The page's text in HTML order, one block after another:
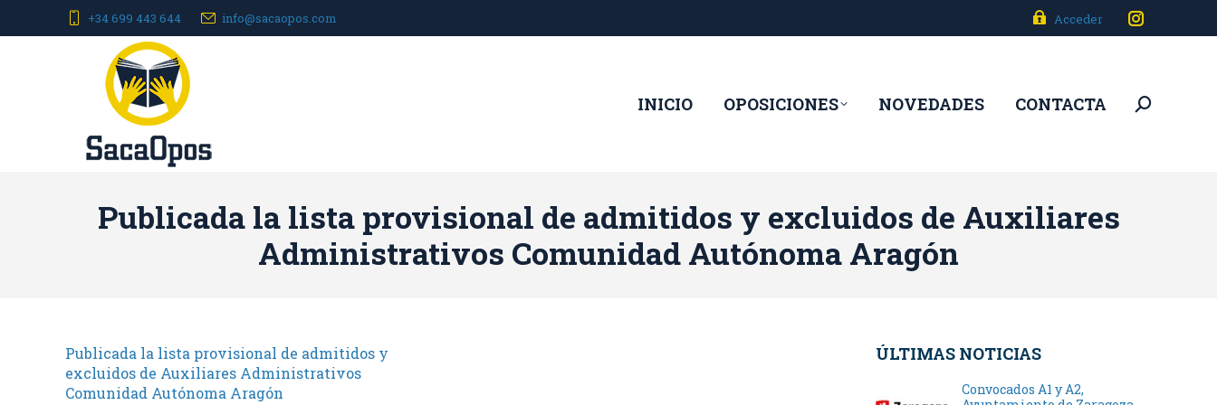
+34 699 443 644 info@sacaopos.com Acceder
Instagram
opens
INICIO OPOSICIONES NOVEDADES CONTACTA Buscar:
Publicada la lista provisional de admitidos y excluidos de Auxiliares
Administrativos Comunidad Autónoma Aragón
Publicada la lista provisional de admitidos y
excluidos de Auxiliares Administrativos
Comunidad Autónoma Aragón
ÚLTIMAS NOTICIAS
Convocados A1 y A2,